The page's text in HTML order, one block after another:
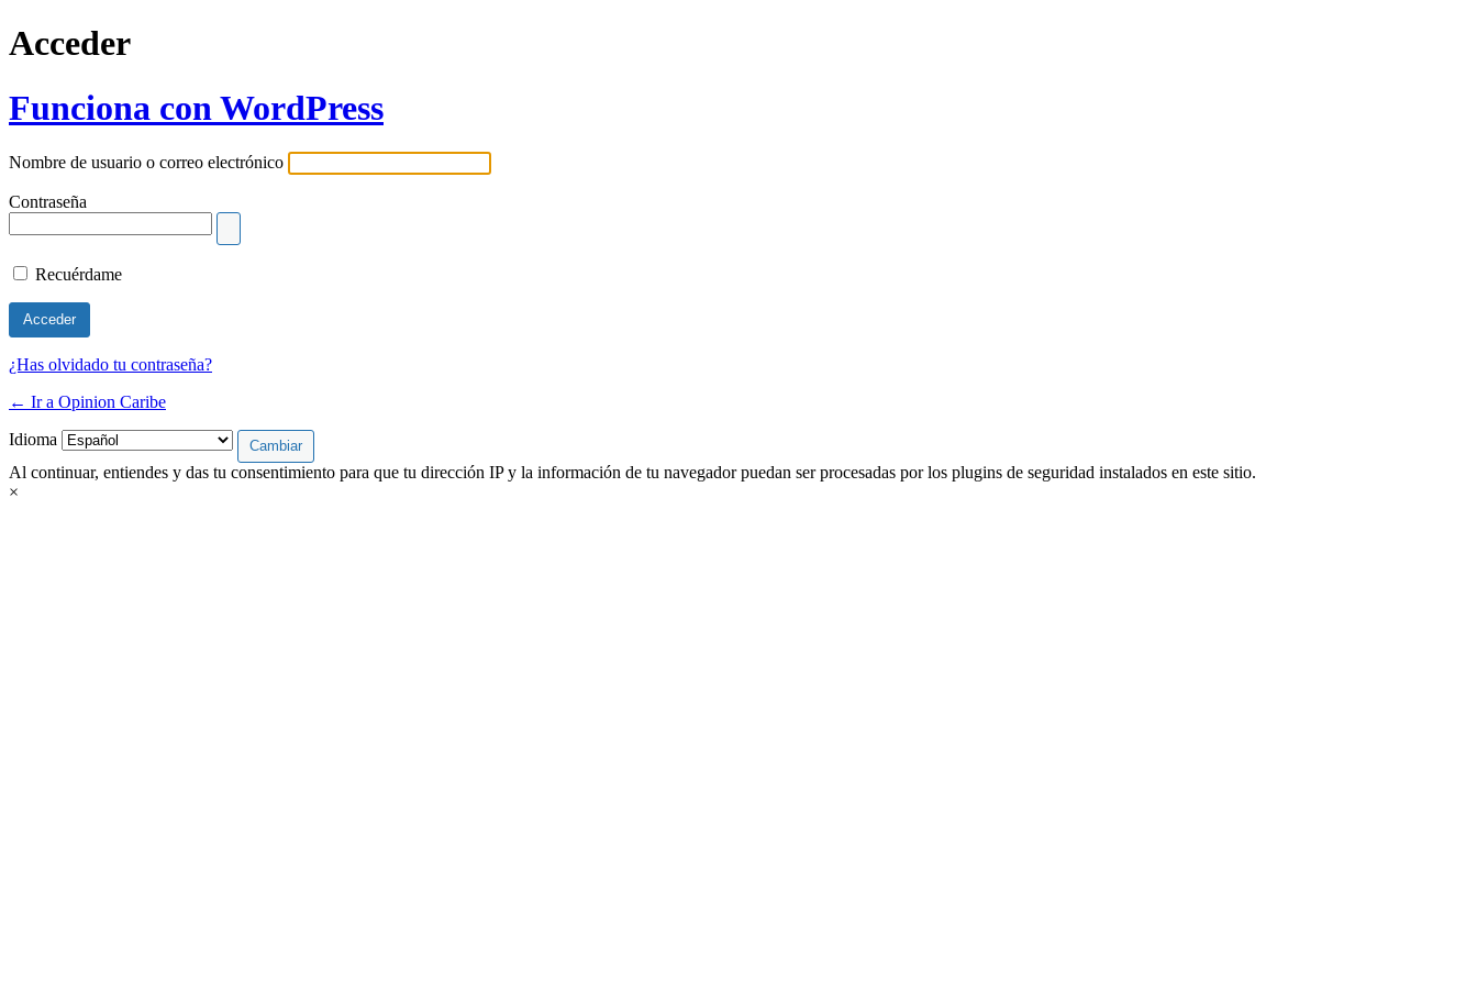
Acceder
Funciona con WordPress
Nombre de usuario o correo electrónico
Contraseña
Recuérdame
¿Has olvidado tu contraseña?
← Ir a Opinion Caribe
Idioma
Al continuar, entiendes y das tu consentimiento para que tu dirección IP y la información de tu navegador puedan ser procesadas por los plugins de seguridad instalados en este sitio.
×